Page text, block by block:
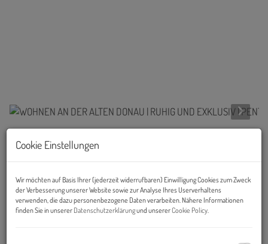
Beschreibung
Exklusive Gartenwohnung & luxuriöses
Penthouse
Cookie Einstellungen
Wir möchten auf Basis Ihrer (jederzeit widerrufbaren) Einwilligung Cookies zum Zweck
der Verbesserung unserer Website sowie zur Analyse Ihres Userverhaltens
verwenden, die dazu personenbezogene Daten verarbeiten. Nähere Informationen
finden Sie in unserer Datenschutzerklärungund unsererCookie Policy